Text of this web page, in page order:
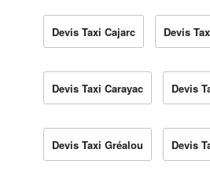
Devis Taxi Cajarc Devis
Devis Taxi Carayac Devis
Devis Taxi Gréalou Devis